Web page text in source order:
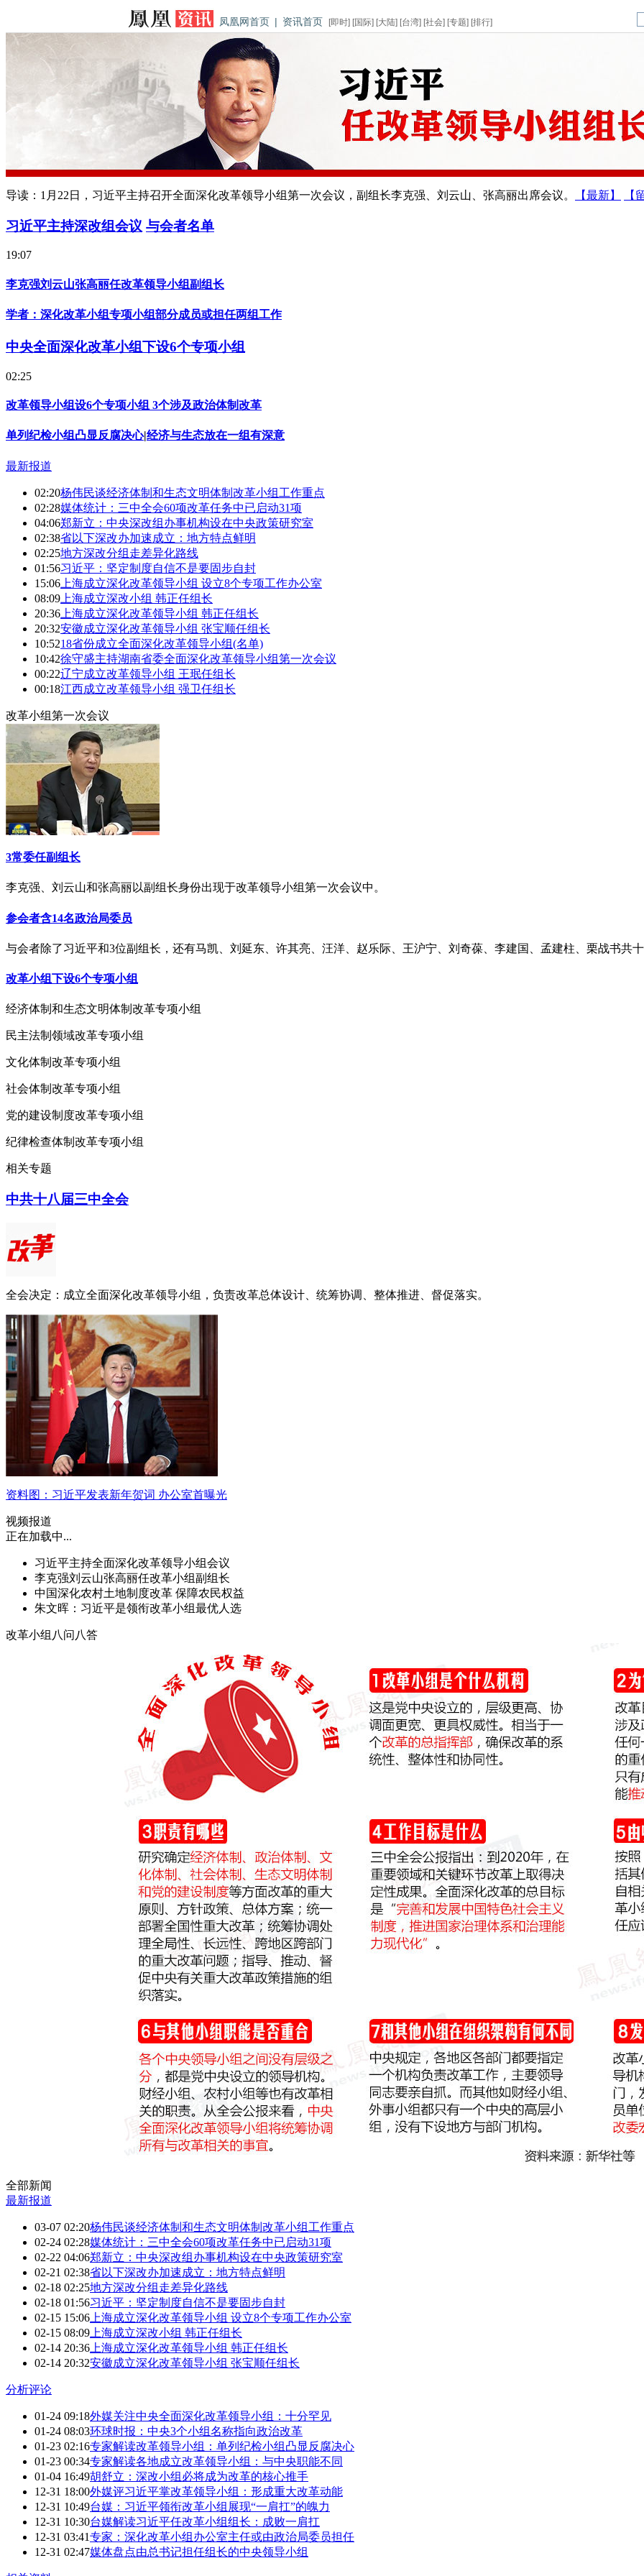
凤凰网首页 | 资讯首页 [即时] [国际] [大陆] [台湾] [社会] [专题] [排行]
导读： 1月22日，习近平主持召开全面深化改革领导小组第一次会议，副组长李克强、刘云山、张高丽出席会议。 【最新】 【
习近平主持深改组会议 与会者名单
19:07
李克强刘云山张高丽任改革领导小组副组长
学者：深化改革小组专项小组部分成员或担任两组工作
中央全面深化改革小组下设6个专项小组
02:25
改革领导小组设6个专项小组 3个涉及政治体制改革
单列纪检小组凸显反腐决心|经济与生态放在一组有深意
最新报道
02:20杨伟民谈经济体制和生态文明体制改革小组工作重点
02:28媒体统计：三中全会60项改革任务中已启动31项
04:06郑新立：中央深改组办事机构设在中央政策研究室
02:38省以下深改办加速成立：地方特点鲜明
02:25地方深改分组走差异化路线
01:56习近平：坚定制度自信不是要固步自封
15:06 上海成立深化改革领导小组 设立8个专项工作办公室
08:09 上海成立深改小组 韩正任组长
20:36 上海成立深化改革领导小组 韩正任组长
20:32安徽成立深化改革领导小组 张宝顺任组长
10:5218省份成立全面深化改革领导小组(名单)
10:42徐守盛主持湖南省委全面深化改革领导小组第一次会议
00:22辽宁成立改革领导小组 王珉任组长
00:18江西成立改革领导小组 强卫任组长
改革小组第一次会议
3常委任副组长
李克强、刘云山和张高丽以副组长身份出现于改革领导小组第一次会议中。
参会者含14名政治局委员
与会者除了习近平和3位副组长，还有马凯、刘延东、许其亮、汪洋、赵乐际、王沪宁、刘奇葆、李建国、孟建柱、栗战书共十
改革小组下设6个专项小组
经济体制和生态文明体制改革专项小组
民主法制领域改革专项小组
文化体制改革专项小组
社会体制改革专项小组
党的建设制度改革专项小组
纪律检查体制改革专项小组
相关专题
中共十八届三中全会
全会决定：成立全面深化改革领导小组，负责改革总体设计、统筹协调、整体推进、督促落实。
资料图：习近平发表新年贺词 办公室首曝光
视频报道
正在加载中...
习近平主持全面深化改革领导小组会议
李克强刘云山张高丽任改革小组副组长
中国深化农村土地制度改革 保障农民权益
朱文晖：习近平是领衔改革小组最优人选
改革小组八问八答
全部新闻
最新报道
03-07 02:20杨伟民谈经济体制和生态文明体制改革小组工作重点
02-24 02:28媒体统计：三中全会60项改革任务中已启动31项
02-22 04:06郑新立：中央深改组办事机构设在中央政策研究室
02-21 02:38省以下深改办加速成立：地方特点鲜明
02-18 02:25地方深改分组走差异化路线
02-18 01:56习近平：坚定制度自信不是要固步自封
02-15 15:06 上海成立深化改革领导小组 设立8个专项工作办公室
02-15 08:09 上海成立深改小组 韩正任组长
02-14 20:36 上海成立深化改革领导小组 韩正任组长
02-14 20:32安徽成立深化改革领导小组 张宝顺任组长
分析评论
01-24 09:18外媒关注中央全面深化改革领导小组：十分罕见
01-24 08:03环球时报：中央3个小组名称指向政治改革
01-23 02:16专家解读改革领导小组：单列纪检小组凸显反腐决心
01-23 00:34专家解读各地成立改革领导小组：与中央职能不同
01-04 16:49胡舒立：深改小组必将成为改革的核心推手
12-31 18:00外媒评习近平掌改革领导小组：形成重大改革动能
12-31 10:49台媒：习近平领衔改革小组展现“一肩扛”的魄力
12-31 10:30台媒解读习近平任改革小组组长：成败一肩扛
12-31 03:41专家：深化改革小组办公室主任或由政治局委员担任
12-31 02:47媒体盘点由总书记担任组长的中央领导小组